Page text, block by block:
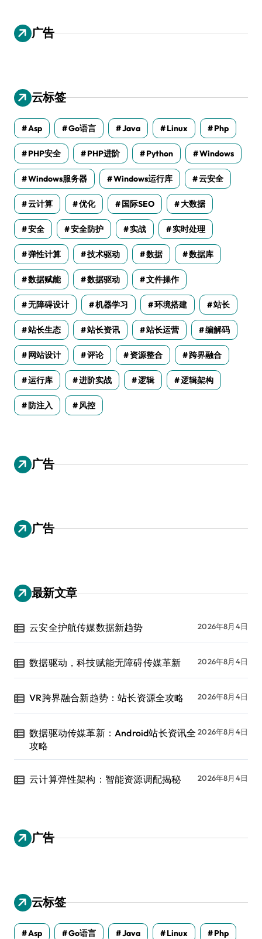
广告
云标签
Asp Go语言 Java Linux Php
PHP安全 PHP进阶 Python Windows
Windows服务器 Windows运行库 云安全
云计算 优化 国际SEO 大数据
安全 安全防护 实战 实时处理
弹性计算 技术驱动 数据 数据库
数据赋能 数据驱动 文件操作
无障碍设计 机器学习 环境搭建 站长
站长生态 站长资讯 站长运营 编解码
网站设计 评论 资源整合 跨界融合
运行库 进阶实战 逻辑 逻辑架构
防注入 风控
广告
广告
最新文章
云安全护航传媒数据新趋势 2026年8月4日
数据驱动，科技赋能无障碍传媒革新 2026年8月4日
VR跨界融合新趋势：站长资源全攻略 2026年8月4日
数据驱动传媒革新：Android站长资讯全
攻略
2026年8月4日
云计算弹性架构：智能资源调配揭秘 2026年8月4日
广告
云标签
Asp Go语言 Java Linux Php